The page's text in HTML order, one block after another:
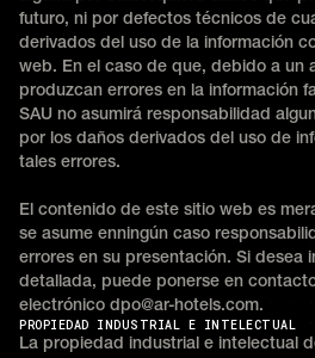
futuro, ni por defectos técnicos de
derivados del uso de la información
web. En el caso de que, debido a un
produzcan errores en la información
SAU no asumirá responsabilidad
por los daños derivados del uso de
tales errores.
El contenido de este sitio web es
se asume enningún caso
errores en su presentación. Si desea
detallada, puede ponerse en
electrónico dpo@ar-hotels.com.
PROPIEDAD INDUSTRIAL E INTELECTUAL
La propiedad industrial e intelectual